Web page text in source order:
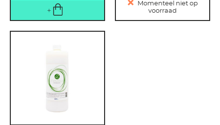
Momenteel niet op
voorraad